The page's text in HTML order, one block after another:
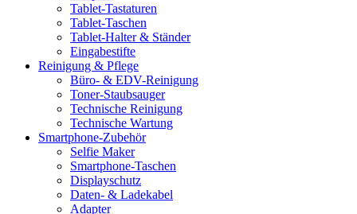
Tablet-Tastaturen
Tablet-Taschen
Tablet-Halter & Ständer
Eingabestifte
Reinigung & Pflege
Büro- & EDV-Reinigung
Toner-Staubsauger
Technische Reinigung
Technische Wartung
Smartphone-Zubehör
Selfie Maker
Smartphone-Taschen
Displayschutz
Daten- & Ladekabel
Adapter